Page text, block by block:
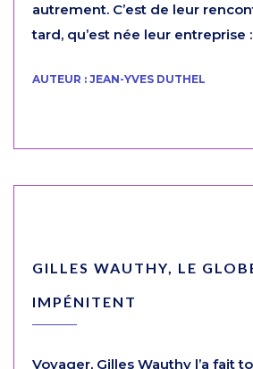
autrement. C’est de leur
tard, qu’est née leur entreprise :
AUTEUR : JEAN-YVES DUTHEL
GILLES WAUTHY, LE
IMPÉNITENT
Voyager, Gilles Wauthy l’a fait